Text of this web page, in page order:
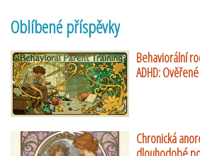
Oblíbené příspěvky
Behaviorální
ADHD:
Chronická